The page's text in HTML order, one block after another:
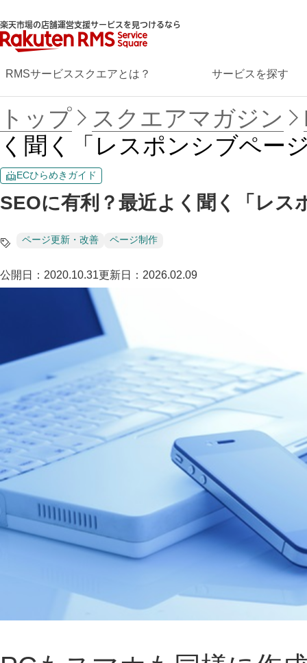
楽天市場の店舗運営支援サービスを見つけるなら
RMSサービススクエアとは？ サービスを探す
トップ スクエアマガジン
く聞く「レスポンシブペー
ECひらめきガイド
SEOに有利？最近よく聞く「レス
ページ更新・改善 ページ制作
公開日： 2020.10.31更新日： 2026.02.09